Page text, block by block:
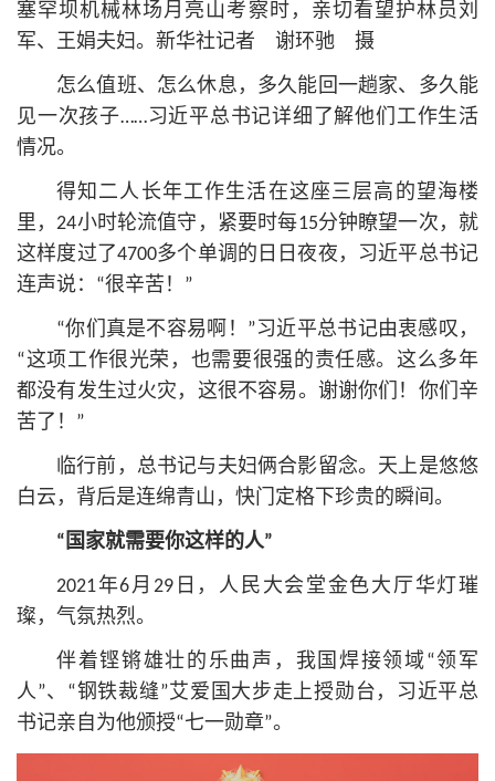
塞罕坝机械林场月亮山考察时，亲切看望护林员刘
军、王娟夫妇。新华社记者 谢环驰 摄
怎么值班、怎么休息，多久能回一趟家、多久能
见一次孩子……习近平总书记详细了解他们工作生活
情况。
得知二人长年工作生活在这座三层高的望海楼
里，24小时轮流值守，紧要时每15分钟瞭望一次，就
这样度过了4700多个单调的日日夜夜，习近平总书记
连声说：“很辛苦！”
“你们真是不容易啊！”习近平总书记由衷感叹，
“这项工作很光荣，也需要很强的责任感。这么多年
都没有发生过火灾，这很不容易。谢谢你们！你们辛
苦了！”
临行前， 总书记与夫妇俩合影留念。天上是悠悠
白云，背后是连绵青山，快门定格下珍贵的瞬间。
“国家就需要你这样的人”
2021年6月29日，人民大会堂金色大厅华灯璀
璨，气氛热烈。
伴着铿锵雄壮的乐曲声，我国焊接领域“领军
人”、“钢铁裁缝”艾爱国大步走上授勋台，习近平总
书记亲自为他颁授“七一勋章”。